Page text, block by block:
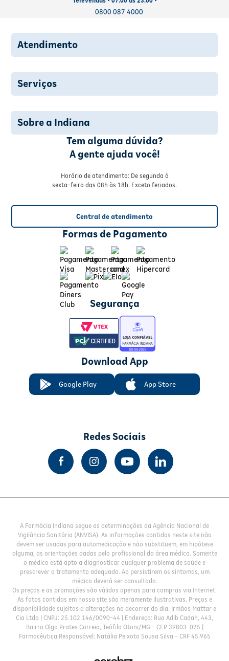
0800 087 4000
Atendimento
Serviços
Sobre a Indiana
Tem alguma dúvida?
A gente ajuda você!
Horário de atendimento: De segunda à
sexta-feira das 08h às 18h. Exceto feriados.
Central de atendimento
Formas de Pagamento
Segurança
Download App
Google Play App Store
Redes Sociais
A Farmácia Indiana segue as determinações da Agência Nacional de
Vigilância Sanitária (ANVISA). As informações contidas neste site não
devem ser usadas para automedicação e não substituem, em hipótese
alguma, as orientações dadas pelo profissional da área médica. Somente
o médico está apto a diagnosticar qualquer problema de saúde e
prescrever o tratamento adequado. Ao persistirem os sintomas, um
médico deverá ser consultado.
Os preços e as promoções são válidos apenas para compras via Internet.
As fotos contidas em nosso site são meramente ilustrativas. Preços e
disponibilidade sujeitos a alterações no decorrer do dia. Irmãos Mattar e
Cia Ltda | CNPJ: 25.102.146/0090-44 | Endereço: Rua Adib Cadah, 443,
Bairro Olga Prates Correia, Teófilo Otoni/MG - CEP 39803-025 |
Farmacêutica Responsável: Natália Peixoto Sousa Silva - CRF 45.965